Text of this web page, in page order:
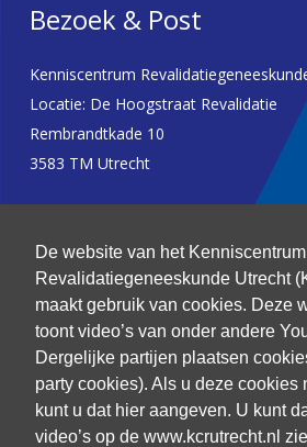
De website van het Kenniscentrum
Revalidatiegeneeskunde Utrecht
maakt gebruik van cookies. Deze
toont video’s van onder andere
Dergelijke partijen plaatsen
party cookies). Als u deze cookies
kunt u dat hier aangeven. U kunt
video’s op de www.kcrutrecht.nl
Bezoek & Post
Kenniscentrum
Locatie: De Hoogstraat Revalidatie
Rembrandtkade 10
3583 TM Utrecht
kenniscentrum@dehoogstraat.nl
Over het KCRU
Samenwerkingen
Onze onderzoekers